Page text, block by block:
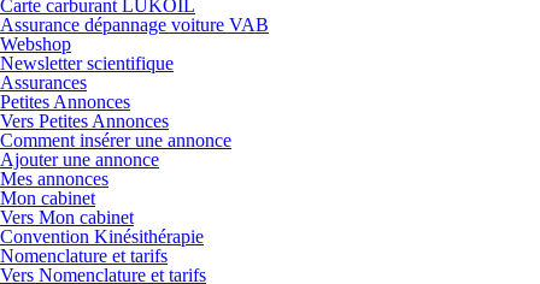
Carte carburant LUKOIL
Assurance dépannage voiture VAB
Webshop
Newsletter scientifique
Assurances
Petites Annonces
Vers Petites Annonces
Comment insérer une annonce
Ajouter une annonce
Mes annonces
Mon cabinet
Vers Mon cabinet
Convention Kinésithérapie
Nomenclature et tarifs
Vers Nomenclature et tarifs